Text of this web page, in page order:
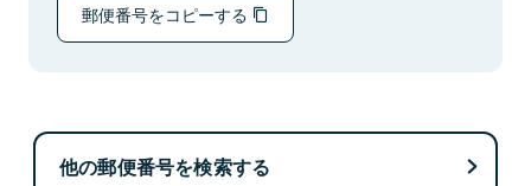
郵便番号をコピーする
他の郵便番号を検索する